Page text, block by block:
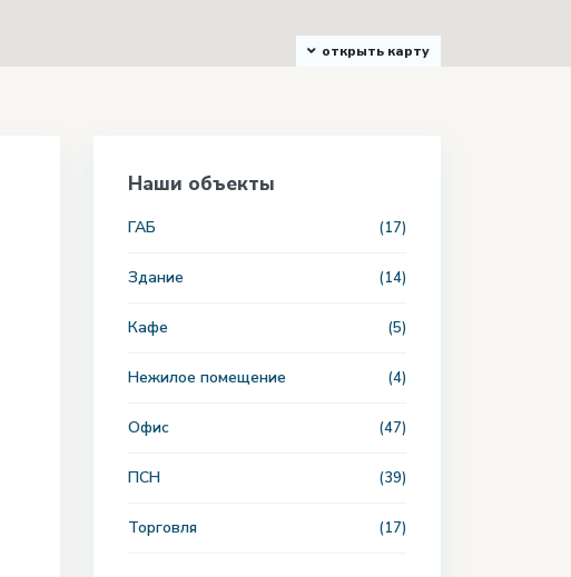
открыть карту
Наши объекты
ГАБ (17)
Здание (14)
Кафе (5)
Нежилое помещение (4)
Офис (47)
ПСН (39)
Торговля (17)